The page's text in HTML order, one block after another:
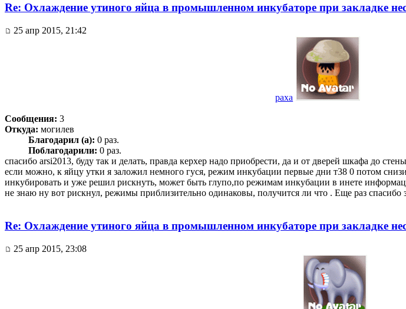
Re: Охлаждение утиного яйца в промышленном инкубаторе при закладке
25 апр 2015, 21:42
paxa
Сообщения: 3
Откуда: могилев
Благодарил (а): 0 раз.
Поблагодарили: 0 раз.
спасибо arsi2013, буду так и делать, правда керхер надо приобрести, да и от дверей шкафа до
если можно, к яйцу утки я заложил немного гуся, режим инкубации первые дни т38 0 потом
инкубировать и уже решил рискнуть, может быть глупо,по режимам инкубации в инете
не знаю ну вот рискнул, режимы приблизительно одинаковы, получится ли что . Еще раз спасибо
Re: Охлаждение утиного яйца в промышленном инкубаторе при закладке
25 апр 2015, 23:08